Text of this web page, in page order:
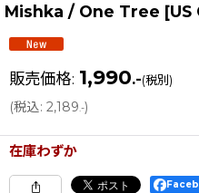
Mishka / One Tree [US
販売価格: 1,990.-(税別)
(税込: 2,189.-)
在庫わずか